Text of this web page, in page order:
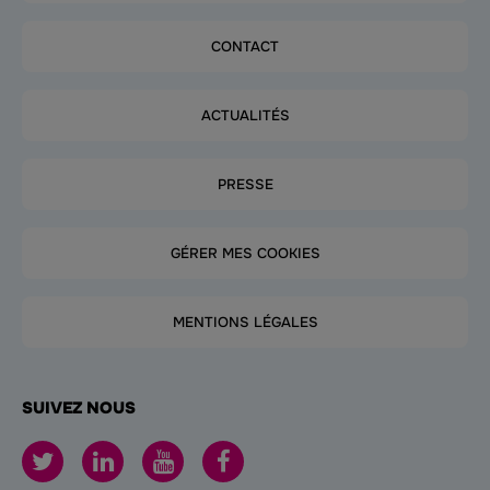
SUIVEZ NOUS
CONTACT
ACTUALITÉS
PRESSE
GÉRER MES COOKIES
MENTIONS LÉGALES